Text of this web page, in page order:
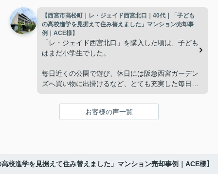
インフィニティエステートさんへ相談すると、「パ
ークナード西宮北口」の査定だけでなく、住み替え
先とのスケジュールや資金計画まで丁寧にサポート
してくださいました。
販売活動では、西宮北口駅へのアクセス、阪急西宮
ガーデンズ、医療機関や買い物施設など、将来も安
した。
子どもたちはそれぞれ別の仕事に就いており、
「将来、このビルの管理を任せるのは難しいかもし
れない。」
と家族で話し合うようになりました。
インフィニティエステートさんへ相談すると、収益
投資家向けの販売方法をご提案いただきました。
【西宮市高松町｜レ・ジェイド西宮北口｜40代｜「子ども
の高校進学を見据えて住み替えました」マンション売却事
例｜ACE様】
「レ・ジェイド西宮北口」を購入した頃は、子ども
はまだ小学生でした。
毎日近くの公園で遊び、休日には阪急西宮ガーデン
ズへ買い物に出掛けるなど、とても充実した毎日を
年月が経ち、子どもが高校進学を意識する年齢にな
お客様の声一覧
校進学を見据えて住み替えました」マンション売却事例｜ACE様】